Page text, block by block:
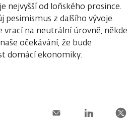
nejvyšší od loňského prosince.
z dalšího vývoje.
vrací na neutrální úrovně, někde
očekávání, že bude
domácí ekonomiky.